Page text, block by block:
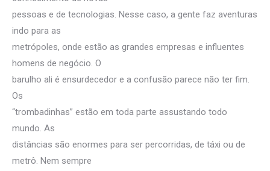
pessoas e de tecnologias. Nesse caso, a gente faz aventuras
indo para as
metrópoles, onde estão as grandes empresas e influentes
homens de negócio. O
barulho ali é ensurdecedor e a confusão parece não ter fim.
Os
“trombadinhas” estão em toda parte assustando todo
mundo. As
distâncias são enormes para ser percorridas, de táxi ou de
metrô. Nem sempre